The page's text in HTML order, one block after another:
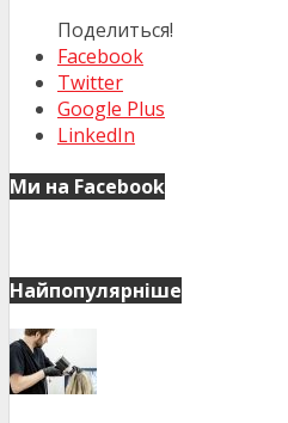
Поделиться!
Facebook
Twitter
Google Plus
LinkedIn
Ми на Facebook
Найпопулярніше